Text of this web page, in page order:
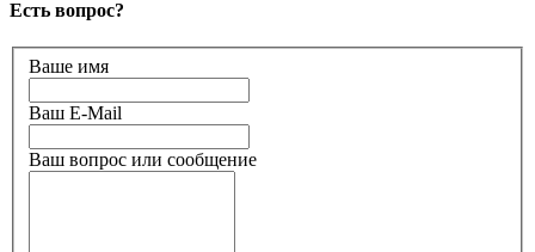
Есть вопрос?
Ваше имя
Ваш E-Mail
Ваш вопрос или сообщение